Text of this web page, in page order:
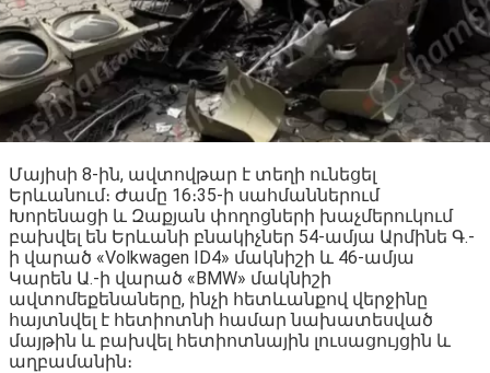
Մայիսի 8-ին, ավտովթար է տեղի ունեցել
Երևանում։ Ժամը 16։35-ի սահմաններում
Խորենացի և Զաքյան փողոցների խաչմերուկում
բախվել են Երևանի բնակիչներ 54-ամյա Արմինե Գ․-
ի վարած «Volkwagen ID4» մակնիշի և 46-ամյա
Կարեն Ա․-ի վարած «BMW» մակնիշի
ավտոմեքենաները, ինչի հետևանքով վերջինը
հայտնվել է հետիոտնի համար նախատեսված
մայթին և բախվել հետիոտնային լուսացույցին և
աղբամանին։